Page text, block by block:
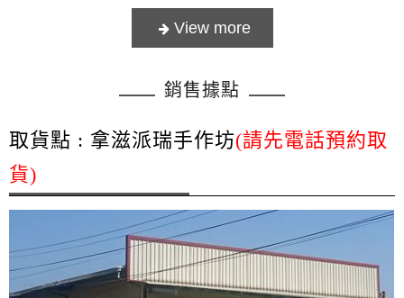
銷售據點
取貨點 : 拿滋派瑞手作坊(請先電話預約取
貨)